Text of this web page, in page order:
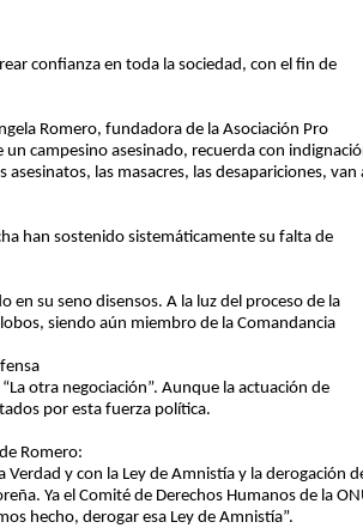
confianza en toda la sociedad, con el fin de
Romero, fundadora de la Asociación Pro
campesino asesinado, recuerda con
las masacres, las desapariciones, van
han sostenido sistemáticamente su falta de
su seno disensos. A la luz del proceso de la
siendo aún miembro de la Comandancia
otra negociación”. Aunque la actuación de
por esta fuerza política.
Romero:
Verdad y con la Ley de Amnistía y la derogación
Ya el Comité de Derechos Humanos de la
hecho, derogar esa Ley de Amnistía”.